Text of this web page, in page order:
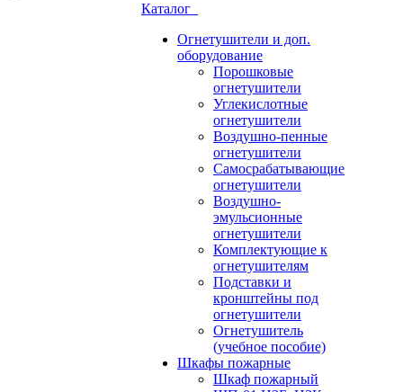
Каталог
Огнетушители и доп.
оборудование
Порошковые
огнетушители
Углекислотные
огнетушители
Воздушно-пенные
огнетушители
Самосрабатывающие
огнетушители
Воздушно-
эмульсионные
огнетушители
Комплектующие к
огнетушителям
Подставки и
кронштейны под
огнетушители
Огнетушитель
(учебное пособие)
Шкафы пожарные
Шкаф пожарный